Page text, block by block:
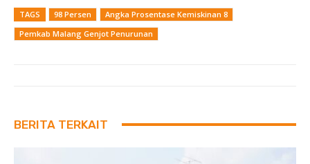
TAGS 98 Persen
Angka Prosentase Kemiskinan 8
Pemkab Malang Genjot Penurunan
BERITA TERKAIT